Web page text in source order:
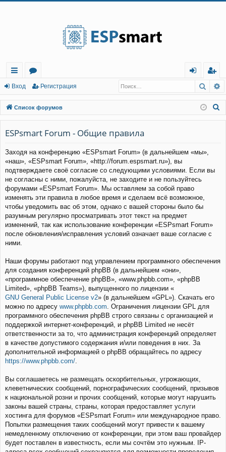
с
ы
лк
и
о
ру
м
ы
д
г
ис
тр
Вход Регистрация
Список форумов
ESPsmart Forum - Общие правила
Заходя на конференцию «ESPsmart Forum» (в дальнейшем «мы»,
«наш», «ESPsmart Forum», «http://forum.espsmart.ru»), вы
подтверждаете своё согласие со следующими условиями. Если вы
не согласны с ними, пожалуйста, не заходите и не пользуйтесь
форумами «ESPsmart Forum». Мы оставляем за собой право
изменять эти правила в любое время и сделаем всё возможное,
чтобы уведомить вас об этом, однако с вашей стороны было бы
разумным регулярно просматривать этот текст на предмет
изменений, так как использование конференции «ESPsmart Forum»
после обновления/исправления условий означает ваше согласие с
ними.
Наши форумы работают под управлением программного обеспечения
для создания конференций phpBB (в дальнейшем «они»,
«программное обеспечение phpBB», «www.phpbb.com», «phpBB
Limited», «phpBB Teams»), выпущенного по лицензии «
GNU General Public License v2» (в дальнейшем «GPL»). Скачать его
можно по адресу www.phpbb.com . Ограничения лицензии GPL для
программного обеспечения phpBB строго связаны с организацией и
поддержкой интернет-конференций, и phpBB Limited не несёт
ответственности за то, что администрация конференций определяет
в качестве допустимого содержания и/или поведения в них. За
дополнительной информацией о phpBB обращайтесь по адресу
https://www.phpbb.com/
Вы соглашаетесь не размещать оскорбительных, угрожающих,
клеветнических сообщений, порнографических сообщений, призывов
к национальной розни и прочих сообщений, которые могут нарушить
законы вашей страны, страны, которая предоставляет услуги
хостинга для форумов «ESPsmart Forum» или международное право.
Попытки размещения таких сообщений могут привести к вашему
немедленному отключению от конференции, при этом ваш провайдер
будет поставлен в известность, если мы сочтём это нужным. IP-